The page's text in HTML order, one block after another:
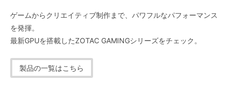
ゲームからクリエイティブ制作まで、パワフルなパフォーマンス
を発揮。
最新GPUを搭載したZOTAC GAMINGシリーズをチェック。
製品の一覧はこちら